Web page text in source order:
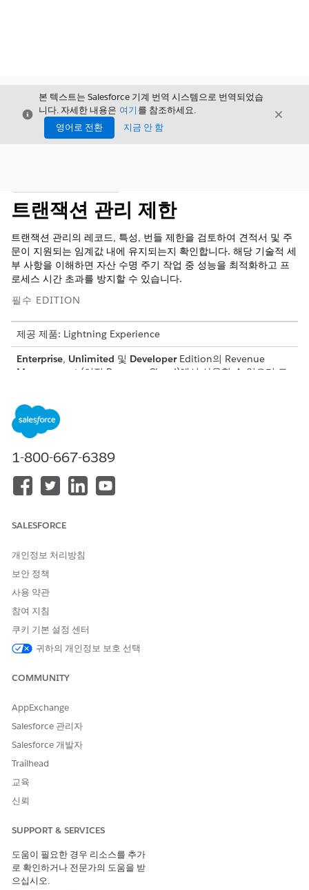
닫기
본 텍스트는 Salesforce 기계 번역 시스템으로 번역되었습
니다. 자세한 내용은 여기 를 참조하세요.
영어로 전환
지금 안 함
닫기
트랜잭션 관리 제한
트랜잭션 관리의 레코드, 특성, 번들 제한을 검토하여 견적서 및 주
문이 지원되는 임계값 내에 유지되는지 확인합니다. 해당 기술적 세
부 사항을 이해하면 자산 수명 주기 작업 중 성능을 최적화하고 프
로세스 시간 초과를 방지할 수 있습니다.
필수 EDITION
제공 제품: Lightning Experience
Enterprise, Unlimited 및 DeveloperEdition의 Revenue
Management (이전 Revenue Cloud)에서 사용할 수 있으며 트
레코드 및 특성 제한
레코드 수에 제한을 적용합니다.
개체
총 견적서 레코드
견적 행 항목 특성
주문 행 항목 특성
자산 수명 주기 플로 제한
표준 플로 시간 제한은 UI를 사용할 때 수정, 갱신, 취소(ARC) 견적
서 생성에 영향을 미칩니다.
UI는 최대 300줄의 ARC 견적서 만들기를 지원합니다.
다.
포함됩니다. 즉, 번들의 단일 견적서 행 항목 또는 주문 행 항목
은 최대 199개의 연결된 하위 항목을 지원합니다.
Apex 최적화: 동기식 사용자 정의 Apex 코드는 상당한 자원을
1-800-667-6389
SALESFORCE
개인정보 처리방침
보안 정책
사용 약관
참여 지침
쿠키 기본 설정 센터
귀하의 개인정보 보호 선택
COMMUNITY
AppExchange
Salesforce 관리자
Salesforce 개발자
Trailhead
교육
신뢰
SUPPORT & SERVICES
도움이 필요한 경우 리소스를 추가
로 확인하거나 전문가의 도움을 받
으십시오.